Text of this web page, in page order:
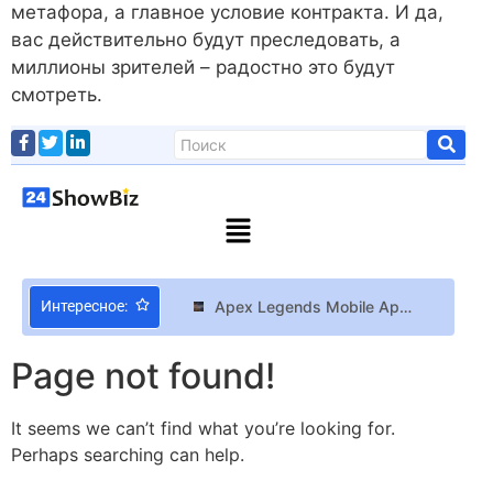
метафора, а главное условие контракта. И да,
вас действительно будут преследовать, а
миллионы зрителей – радостно это будут
смотреть.